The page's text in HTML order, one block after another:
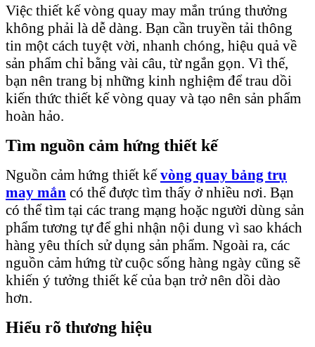
Việc thiết kế vòng quay may mắn trúng thưởng
không phải là dễ dàng. Bạn cần truyền tải thông
tin một cách tuyệt vời, nhanh chóng, hiệu quả về
sản phẩm chỉ bằng vài câu, từ ngắn gọn. Vì thế,
bạn nên trang bị những kinh nghiệm để trau dồi
kiến thức thiết kế vòng quay và tạo nên sản phẩm
hoàn hảo.
Tìm nguồn cảm hứng thiết kế
Nguồn cảm hứng thiết kếvòng quay bảng trụ
may mắn có thể được tìm thấy ở nhiều nơi. Bạn
có thể tìm tại các trang mạng hoặc người dùng sản
phẩm tương tự để ghi nhận nội dung vì sao khách
hàng yêu thích sử dụng sản phẩm. Ngoài ra, các
nguồn cảm hứng từ cuộc sống hàng ngày cũng sẽ
khiến ý tưởng thiết kế của bạn trở nên dồi dào
hơn.
Hiểu rõ thương hiệu